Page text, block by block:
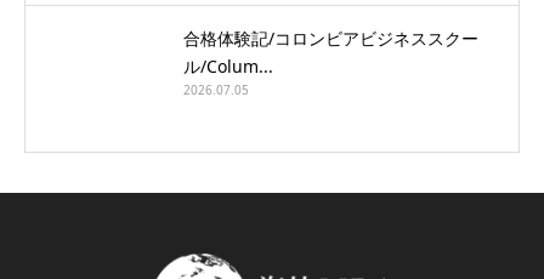
合格体験記/コロンビアビジネススクー
ル/Colum...
2026.07.05